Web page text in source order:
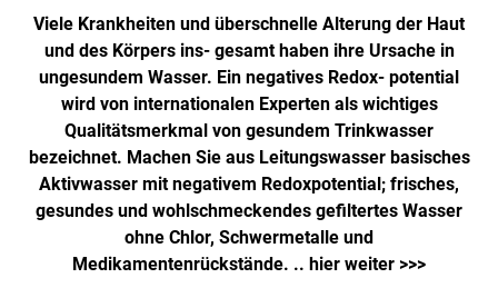
Viele Krankheiten und überschnelle Alterung der Haut
und des Körpers ins- gesamt haben ihre Ursache in
ungesundem Wasser. Ein negatives Redox- potential
wird von internationalen Experten als wichtiges
Qualitätsmerkmal von gesundem Trinkwasser
bezeichnet. Machen Sie aus Leitungswasser basisches
Aktivwasser mit negativem Redoxpotential; frisches,
gesundes und wohlschmeckendes gefiltertes Wasser
ohne Chlor, Schwermetalle und
Medikamentenrückstände. .. hier weiter >>>